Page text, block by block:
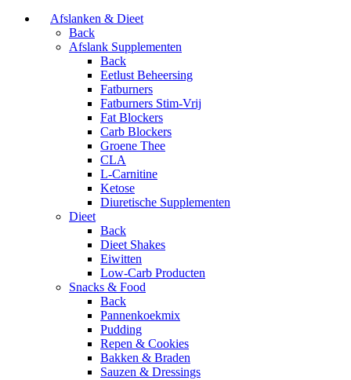
Afslanken & Dieet
Back
Afslank Supplementen
Back
Eetlust Beheersing
Fatburners
Fatburners Stim-Vrij
Fat Blockers
Carb Blockers
Groene Thee
CLA
L-Carnitine
Ketose
Diuretische Supplementen
Dieet
Back
Dieet Shakes
Eiwitten
Low-Carb Producten
Snacks & Food
Back
Pannenkoekmix
Pudding
Repen & Cookies
Bakken & Braden
Sauzen & Dressings